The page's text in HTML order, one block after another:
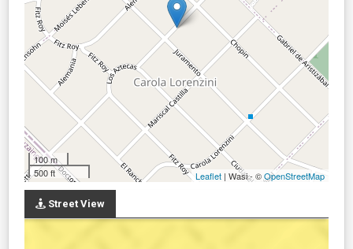
100 m
500 ft
Leaflet | Wasi - ©OpenStreetMap
Street View